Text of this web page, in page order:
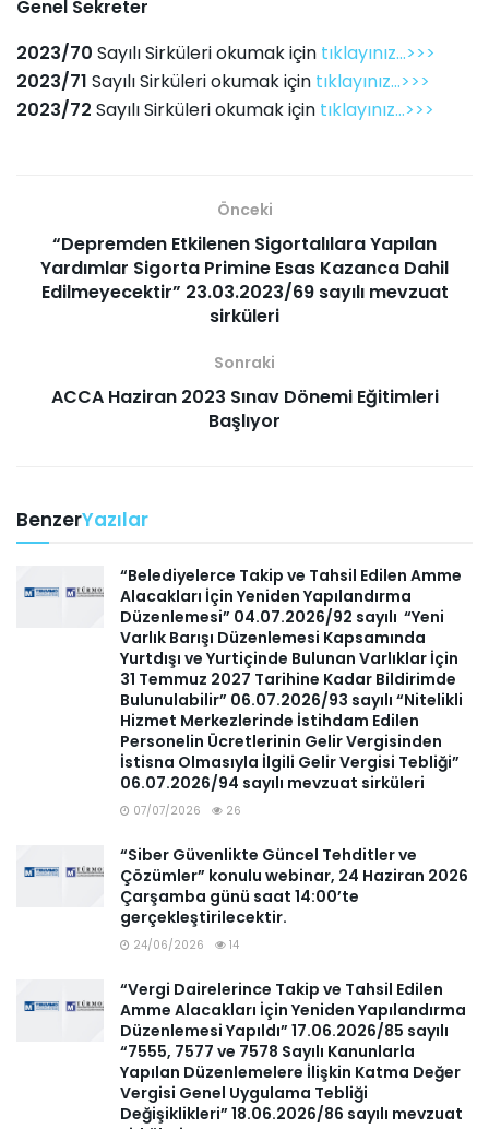
Genel Sekreter
2023/70 Sayılı Sirküleri okumak için tıklayınız...>>>
2023/71 Sayılı Sirküleri okumak için tıklayınız...>>>
2023/72 Sayılı Sirküleri okumak için tıklayınız...>>>
Önceki
“Depremden Etkilenen Sigortalılara Yapılan
Yardımlar Sigorta Primine Esas Kazanca Dahil
Edilmeyecektir” 23.03.2023/69 sayılı mevzuat
sirküleri
Sonraki
ACCA Haziran 2023 Sınav Dönemi Eğitimleri
Başlıyor
BenzerYazılar
“Belediyelerce Takip ve Tahsil Edilen Amme
Alacakları İçin Yeniden Yapılandırma
Düzenlemesi” 04.07.2026/92 sayılı “Yeni
Varlık Barışı Düzenlemesi Kapsamında
Yurtdışı ve Yurtiçinde Bulunan Varlıklar İçin
31 Temmuz 2027 Tarihine Kadar Bildirimde
Bulunulabilir” 06.07.2026/93 sayılı “Nitelikli
Hizmet Merkezlerinde İstihdam Edilen
Personelin Ücretlerinin Gelir Vergisinden
İstisna Olmasıyla İlgili Gelir Vergisi Tebliği”
06.07.2026/94 sayılı mevzuat sirküleri
07/07/2026 26
“Siber Güvenlikte Güncel Tehditler ve
Çözümler” konulu webinar, 24 Haziran 2026
Çarşamba günü saat 14:00’te
gerçekleştirilecektir.
24/06/2026 14
“Vergi Dairelerince Takip ve Tahsil Edilen
Amme Alacakları İçin Yeniden Yapılandırma
Düzenlemesi Yapıldı” 17.06.2026/85 sayılı
“7555, 7577 ve 7578 Sayılı Kanunlarla
Yapılan Düzenlemelere İlişkin Katma Değer
Vergisi Genel Uygulama Tebliği
Değişiklikleri” 18.06.2026/86 sayılı mevzuat